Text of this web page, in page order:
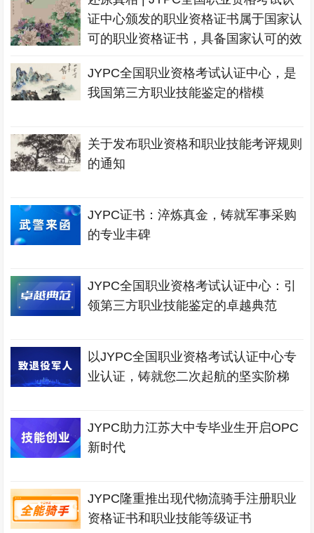
证中心颁发的职业资格证书属于国家认
可的职业资格证书，具备国家认可的效
JYPC全国职业资格考试认证中心，是
我国第三方职业技能鉴定的楷模
关于发布职业资格和职业技能考评规则
的通知
JYPC证书：淬炼真金，铸就军事采购
的专业丰碑
JYPC全国职业资格考试认证中心：引
领第三方职业技能鉴定的卓越典范
以JYPC全国职业资格考试认证中心专
业认证，铸就您二次起航的坚实阶梯
JYPC助力江苏大中专毕业生开启OPC
新时代
JYPC隆重推出现代物流骑手注册职业
资格证书和职业技能等级证书